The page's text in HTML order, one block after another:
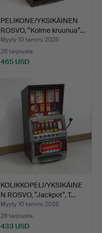
PELIKONE/YKSIKÄINEN
ROSVO, ”Kolme kruunua”…
Myyty 10 tammi 2025
26 tarjousta
465 USD
KOLIKKOPELI/YKSIKÄINE
N ROSVO, ”Jackpot”, T…
Myyty 10 tammi 2025
26 tarjousta
433 USD